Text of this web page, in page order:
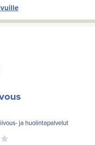
ja huolintapalvelut